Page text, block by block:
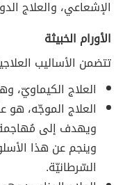
الإشعاعي، والعلاج
الأورام الخبيثة
تتضمن الأساليب
العلاج الكيماويّ،
العلاج الموجّه، هو
ويهدف إلى مُهاجمة
وينجم عن هذا
السّرطانيّة.